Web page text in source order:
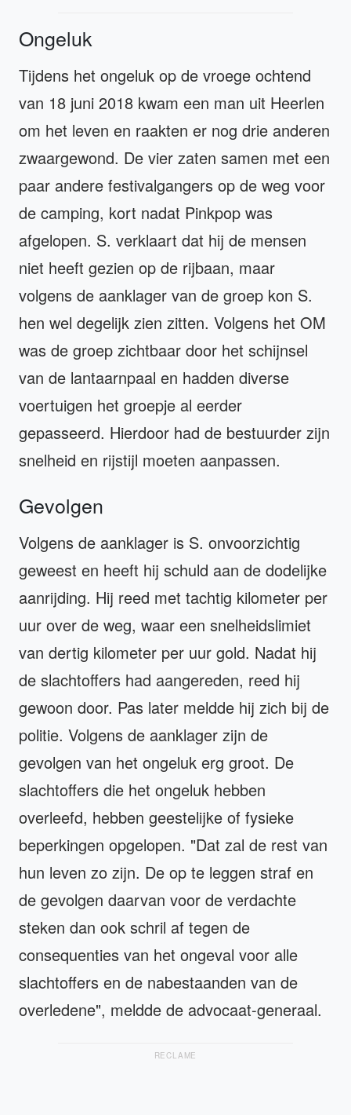
Ongeluk
Tijdens het ongeluk op de vroege ochtend
van 18 juni 2018 kwam een man uit Heerlen
om het leven en raakten er nog drie anderen
zwaargewond. De vier zaten samen met een
paar andere festivalgangers op de weg voor
de camping, kort nadat Pinkpop was
afgelopen. S. verklaart dat hij de mensen
niet heeft gezien op de rijbaan, maar
volgens de aanklager van de groep kon S.
hen wel degelijk zien zitten. Volgens het OM
was de groep zichtbaar door het schijnsel
van de lantaarnpaal en hadden diverse
voertuigen het groepje al eerder
gepasseerd. Hierdoor had de bestuurder zijn
snelheid en rijstijl moeten aanpassen.
Gevolgen
Volgens de aanklager is S. onvoorzichtig
geweest en heeft hij schuld aan de dodelijke
aanrijding. Hij reed met tachtig kilometer per
uur over de weg, waar een snelheidslimiet
van dertig kilometer per uur gold. Nadat hij
de slachtoffers had aangereden, reed hij
gewoon door. Pas later meldde hij zich bij de
politie. Volgens de aanklager zijn de
gevolgen van het ongeluk erg groot. De
slachtoffers die het ongeluk hebben
overleefd, hebben geestelijke of fysieke
beperkingen opgelopen. "Dat zal de rest van
hun leven zo zijn. De op te leggen straf en
de gevolgen daarvan voor de verdachte
steken dan ook schril af tegen de
consequenties van het ongeval voor alle
slachtoffers en de nabestaanden van de
overledene", meldde de advocaat-generaal.
RECLAME